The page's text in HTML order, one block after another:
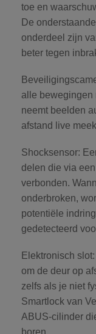
toe en
De
onderdeel zijn
beter tegen
alle bewegingen
neemt beelden
afstand live
Shocksensor:
delen die via
verbonden.
onderbroken,
potentiële
gedetecteerd
Elektronisch slot:
om de deur op
zelfs als je niet
Smartlock van
ABUS-cilinder
boren.